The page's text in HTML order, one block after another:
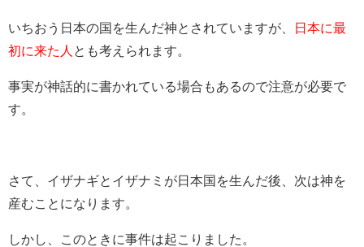
いちおう日本の国を生んだ神とされていますが、
日本に最
初に来た人 とも考えられます。
事実が神話的に書かれている場合もあるので注意が必要で
す。
さて、イザナギとイザナミが日本国を生んだ後、次は神を
産むことになります。
しかし、このときに事件は起こりました。